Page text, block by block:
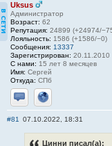
Uksus
Администратор
Возраст: 62
Репутация: 24899 (+24974/
Лояльность: 1586 (+1586/−0)
Сообщения: 13337
Зарегистрирован: 20.11.2010
С нами: 15 лет 8 месяцев
Имя: Сергей
Откуда: СПб
Отправить личное
Сайт
#81 07.10.2022, 18:31
Цинни писал(а):